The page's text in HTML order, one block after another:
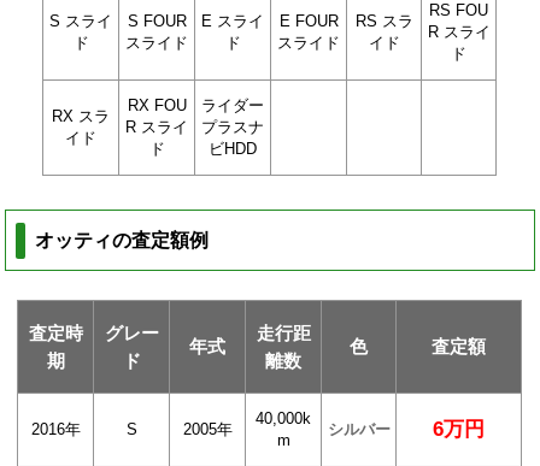
S スライ
ド
S FOUR
スライド
E スライ
ド
E FOUR
スライド
RS スラ
イド
RS FOU
R スライ
ド
RX スラ
イド
RX FOU
R スライ
ド
ライダー
プラスナ
ビHDD
オッティの査定額例
査定時
期
グレー
ド
年式
走行距
離数
色 査定額
2016年 S 2005年
40,000k
m
シルバー 6万円